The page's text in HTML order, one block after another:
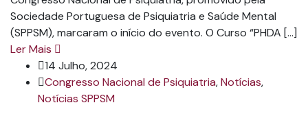
Sociedade Portuguesa de Psiquiatria e Saúde Mental
(SPPSM), marcaram o início do evento. O Curso “PHDA […]
Ler Mais
14 Julho, 2024
Congresso Nacional de Psiquiatria,Notícias,
Notícias SPPSM